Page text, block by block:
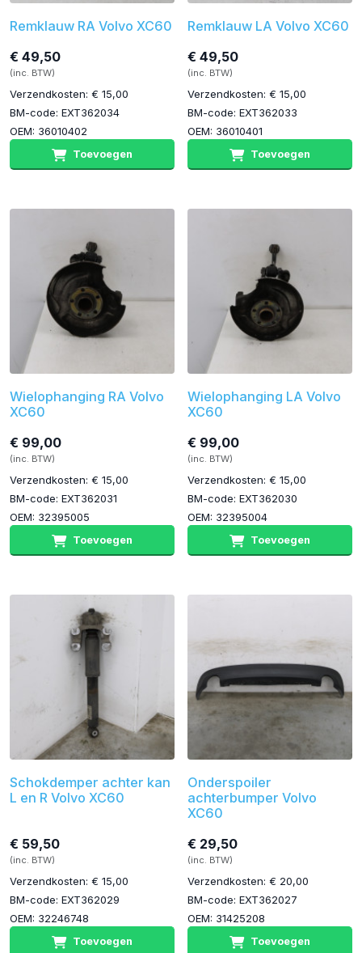
Remklauw RA Volvo XC60
€ 49,50
(inc. BTW)
Verzendkosten: € 15,00
BM-code: EXT362034
OEM: 36010402
Toevoegen
Remklauw LA Volvo XC60
€ 49,50
(inc. BTW)
Verzendkosten: € 15,00
BM-code: EXT362033
OEM: 36010401
Toevoegen
Wielophanging RA Volvo
XC60
€ 99,00
(inc. BTW)
Verzendkosten: € 15,00
BM-code: EXT362031
OEM: 32395005
Toevoegen
Wielophanging LA Volvo
XC60
€ 99,00
(inc. BTW)
Verzendkosten: € 15,00
BM-code: EXT362030
OEM: 32395004
Toevoegen
Schokdemper achter kan
L en R Volvo XC60
€ 59,50
(inc. BTW)
Verzendkosten: € 15,00
BM-code: EXT362029
OEM: 32246748
Toevoegen
Onderspoiler
achterbumper Volvo
XC60
€ 29,50
(inc. BTW)
Verzendkosten: € 20,00
BM-code: EXT362027
OEM: 31425208
Toevoegen